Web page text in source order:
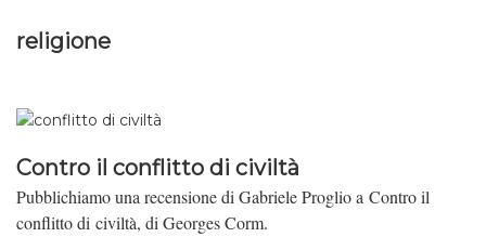
religione
Contro il conflitto di civiltà
Pubblichiamo una recensione di Gabriele Proglio a Contro il
conflitto di civiltà, di Georges Corm.